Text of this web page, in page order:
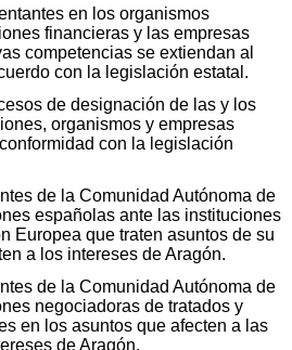
en los organismos
financieras y las empresas
competencias se extiendan al
con la legislación estatal.
de designación de las y los
organismos y empresas
con la legislación
de la Comunidad Autónoma de
españolas ante las instituciones
Europea que traten asuntos de su
a los intereses de Aragón.
de la Comunidad Autónoma de
negociadoras de tratados y
en los asuntos que afecten a las
de Aragón.